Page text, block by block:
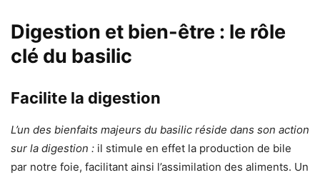
Digestion et bien-être : le rôle
clé du basilic
Facilite la digestion
L’un des bienfaits majeurs du basilic réside dans son action
sur la digestion : il stimule en effet la production de bile
par notre foie, facilitant ainsi l’assimilation des aliments. Un